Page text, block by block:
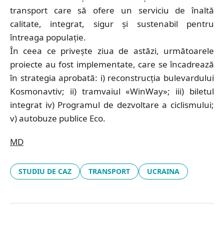
transport care să ofere un serviciu de înaltă
calitate, integrat, sigur și sustenabil pentru
întreaga populație.
În ceea ce privește ziua de astăzi, următoarele
proiecte au fost implementate, care se încadrează
în strategia aprobată: i) reconstrucția bulevardului
Kosmonavtiv; ii) tramvaiul «WinWay»; iii) biletul
integrat iv) Programul de dezvoltare a ciclismului;
v) autobuze publice Eco.
MD
STUDIU DE CAZ TRANSPORT UCRAINA